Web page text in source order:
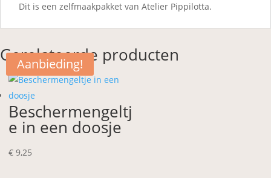
Dit is een zelfmaakpakket van Atelier Pippilotta.
Gerelateerde producten
Beschermengeltj
e in een doosje
€ 9,25
Aanbieding!